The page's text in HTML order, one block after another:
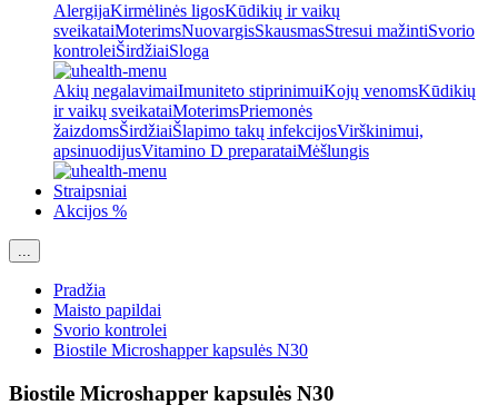
AlergijaKirmėlinės ligosKūdikių ir vaikų
sveikataiMoterimsNuovargisSkausmasStresui mažintiSvorio
kontroleiŠirdžiaiSloga
Akių negalavimaiImuniteto stiprinimuiKojų venomsKūdikių
ir vaikų sveikataiMoterimsPriemonės
žaizdomsŠirdžiaiŠlapimo takų infekcijosVirškinimui,
apsinuodijusVitamino D preparataiMėšlungis
Straipsniai
Akcijos %
...
Pradžia
Maisto papildai
Svorio kontrolei
Biostile Microshapper kapsulės N30
Biostile Microshapper kapsulės N30